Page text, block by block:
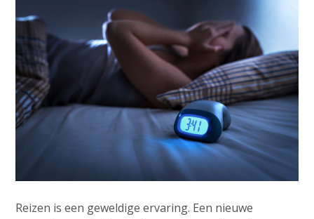
Reizen is een geweldige ervaring. Een nieuwe